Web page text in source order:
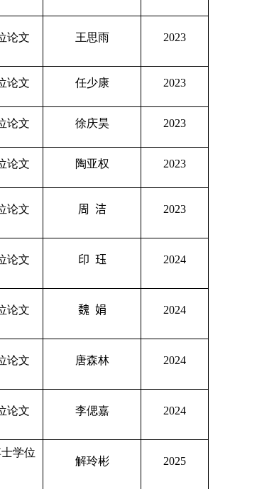
论文 王思雨 2023
论文 任少康 2023
论文 徐庆昊 2023
论文 陶亚权 2023
论文 周 洁 2023
论文 印 珏 2024
论文 魏 娟 2024
论文 唐森林 2024
论文 李偲嘉 2024
学位
解玲彬 2025